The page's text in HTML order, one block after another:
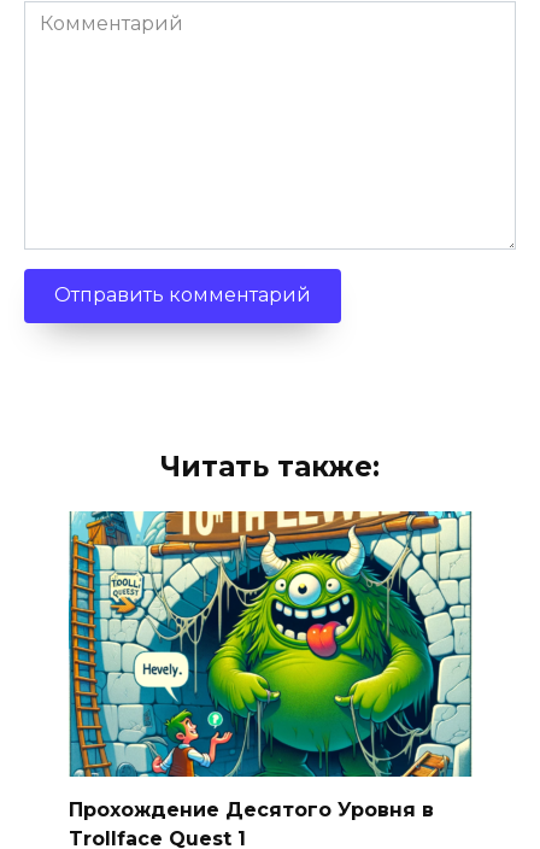
Комментарий
Читать также:
Прохождение Десятого Уровня в
Trollface Quest 1